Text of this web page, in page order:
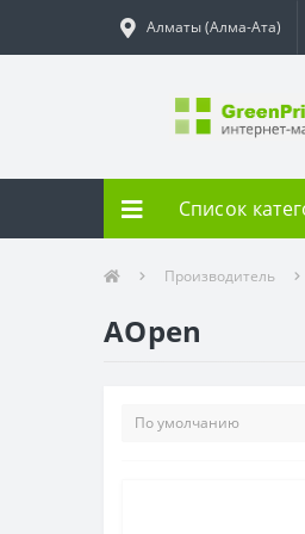
Алматы (Алма-Ата)
Список
Производитель
AOpen